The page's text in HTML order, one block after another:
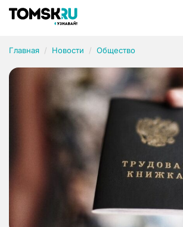
Главная Новости Общество